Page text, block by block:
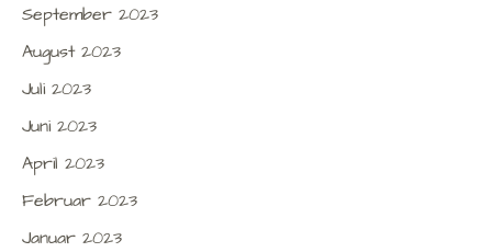
September 2023
August 2023
Juli 2023
Juni 2023
April 2023
Februar 2023
Januar 2023